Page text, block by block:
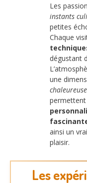
Les
instants
petites
Chaque
dégustant
une
chaleureuse
ainsi un
plaisir.
Les